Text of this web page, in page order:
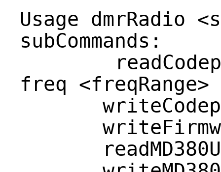
Usage dmrRadio
subCommands:
freq